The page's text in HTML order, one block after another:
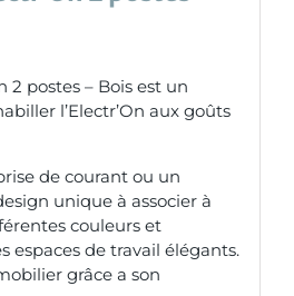
2 postes – Bois est un
l’Electr’On aux goûts
de courant ou un
unique à associer à
couleurs et
espaces de travail élégants.
grâce a son